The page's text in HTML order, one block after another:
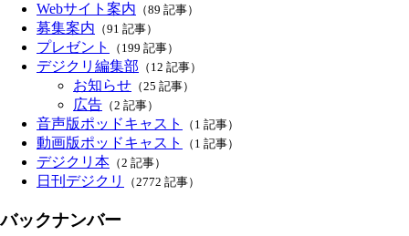
Webサイト案内 （89 記事）
募集案内 （91 記事）
プレゼント （199 記事）
デジクリ編集部 （12 記事）
お知らせ （25 記事）
広告 （2 記事）
音声版ポッドキャスト （1 記事）
動画版ポッドキャスト （1 記事）
デジクリ本 （2 記事）
日刊デジクリ （2772 記事）
バックナンバー